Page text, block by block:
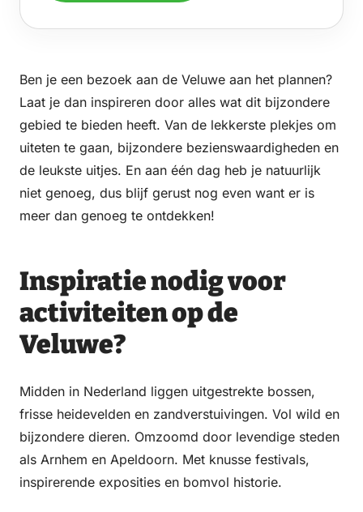
Ben je een bezoek aan de Veluwe aan het plannen?
Laat je dan inspireren door alles wat dit bijzondere
gebied te bieden heeft. Van de lekkerste plekjes om
uiteten te gaan, bijzondere bezienswaardigheden en
de leukste uitjes. En aan één dag heb je natuurlijk
niet genoeg, dus blijf gerust nog even want er is
meer dan genoeg te ontdekken!
Inspiratie nodig voor
activiteiten op de
Veluwe?
Midden in Nederland liggen uitgestrekte bossen,
frisse heidevelden en zandverstuivingen. Vol wild en
bijzondere dieren. Omzoomd door levendige steden
als Arnhem en Apeldoorn. Met knusse festivals,
inspirerende exposities en bomvol historie.